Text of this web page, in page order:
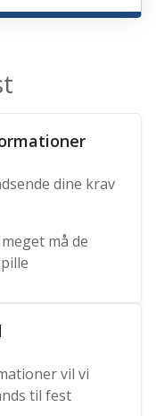
dine krav
må de
vil vi
til fest